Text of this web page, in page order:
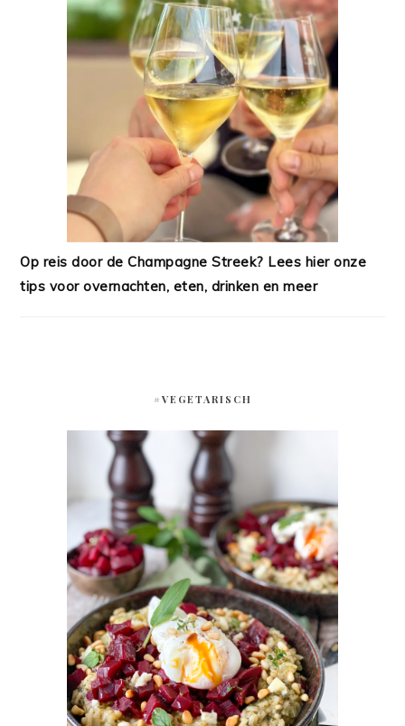
Op reis door de Champagne Streek? Lees hier onze
tips voor overnachten, eten, drinken en meer
#VEGETARISCH